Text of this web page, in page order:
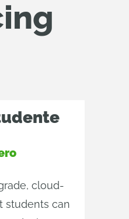
cloud-
students can